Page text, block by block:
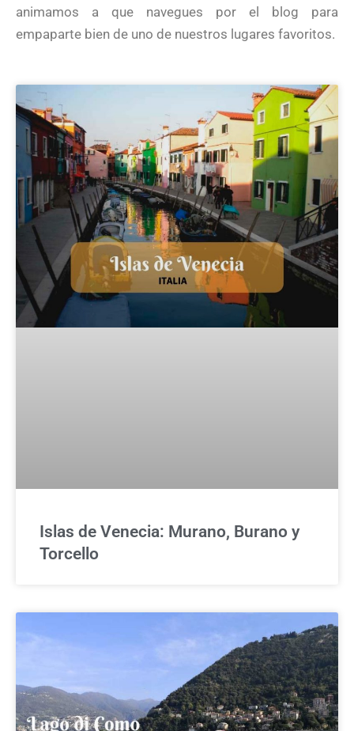
animamos a que navegues por el blog para
empaparte bien de uno de nuestros lugares favoritos.
Islas de Venecia: Murano, Burano y
Torcello